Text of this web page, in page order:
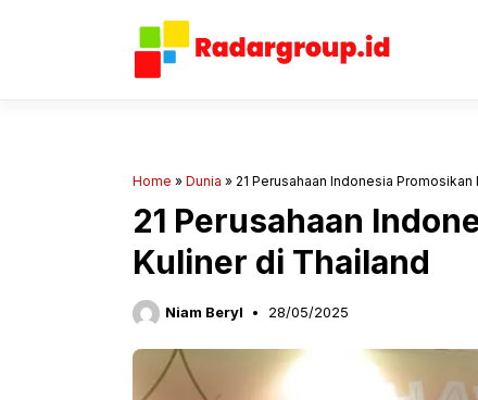
Home » Dunia » 21 Perusahaan Indonesia
21 Perusahaan
Kuliner di Thailand
Niam Beryl 28/05/2025